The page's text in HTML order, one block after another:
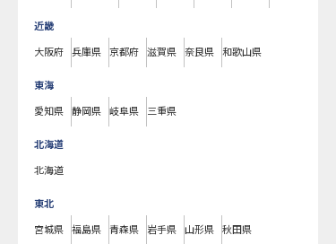
近畿
大阪府 兵庫県 京都府 滋賀県 奈良県 和歌山県
東海
愛知県 静岡県 岐阜県 三重県
北海道
北海道
東北
宮城県 福島県 青森県 岩手県 山形県 秋田県